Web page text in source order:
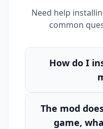
Need help
common
How do I
The mod
game,